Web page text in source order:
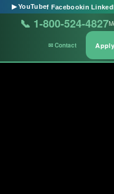
▶ YouTubef Facebookin
📞 1-800-524-4827
✉ Contact